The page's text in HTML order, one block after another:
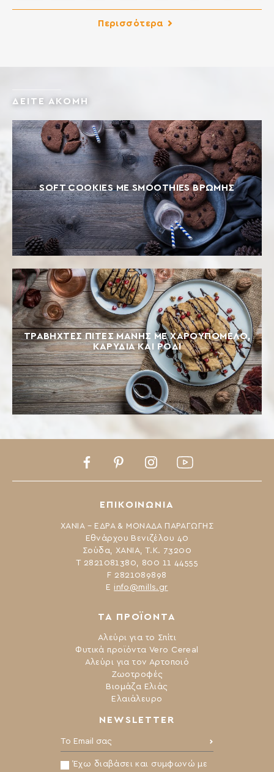
αφράτη ζύμη, εύκολη στο πλάσιμο και τελικά προϊόντα με
Περισσότερα
ΔΕΙΤΕ ΑΚΟΜΗ
SOFT COOKIES ΜΕ SMOOTHIES ΒΡΩΜΗΣ
ΤΡΑΒΗΧΤΕΣ ΠΙΤΕΣ ΜΑΝΗΣ ΜΕ ΧΑΡΟΥΠΟΜΕΛΟ,
ΚΑΡΥΔΙΑ ΚΑΙ ΡΟΔΙ
NEWSLETTER
Το Email σας:
Έχω διαβάσει και συμφωνώ με
ΤΑ ΠΡΟΪΟΝΤΑ
Αλεύρι για το Σπίτι
Φυτικά προϊόντα Vero Cereal
Αλεύρι για τον Αρτοποιό
Ζωοτροφές
Βιομάζα Ελιάς
Ελαιάλευρο
ΕΠΙΚΟΙΝΩΝΙΑ
ΧΑΝΙΑ – ΕΔΡΑ & ΜΟΝΑΔΑ ΠΑΡΑΓΩΓΗΣ
Εθνάρχου Βενιζέλου 40
Σούδα, ΧΑΝΙΑ, Τ.Κ. 73200
Τ 2821081380, 800 11 44555
F 2821089898
Ε info@mills.gr
FacebookPinterestInstagramYoutube